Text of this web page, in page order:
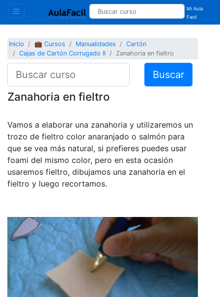
Mi Aula
Facil
Inicio 💼 Cursos Manualidades
Cartón
Cajas de Cartón Corrugado II
Zanahoria en fieltro
Buscar
Zanahoria en fieltro
Vamos a elaborar una zanahoria y utilizaremos un
trozo de fieltro color anaranjado o salmón para
que se vea más natural, si prefieres puedes usar
foami del mismo color, pero en esta ocasión
usaremos fieltro, dibujamos una zanahoria en el
fieltro y luego recortamos.